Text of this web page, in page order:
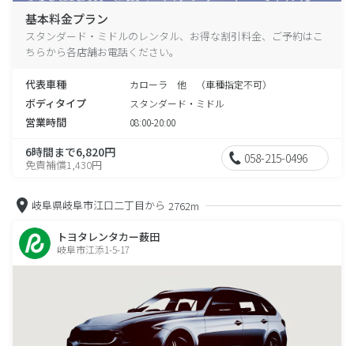
基本料金プラン
スタンダード・ミドルのレンタル、お得な割引料金、ご予約はこ
ちらから各店舗お電話ください。
代表車種 カローラ 他 （車種指定不可）
ボディタイプ スタンダード・ミドル
営業時間 08:00-20:00
6時間まで6,820円
免責補償1,430円 058-215-0496
岐阜県岐阜市江口二丁目から 2762m
トヨタレンタカー薮田
岐阜市江添1-5-17